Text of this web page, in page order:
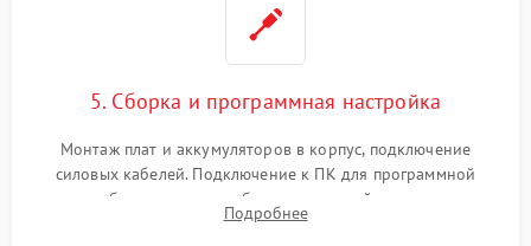
5. Сборка и программная настройка
Монтаж плат и аккумуляторов в корпус, подключение
силовых кабелей. Подключение к ПК для программной
калибровки констант батареи, настройки порогов
срабатывания AVR и сброса счетчиков старения АКБ.
Подробнее